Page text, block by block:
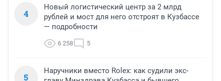
4
Новый логистический центр за 2 млрд
рублей и мост для него отстроят в Кузбассе
— подробности
6 258 5
5
Наручники вместо Rolex: как судили экс-